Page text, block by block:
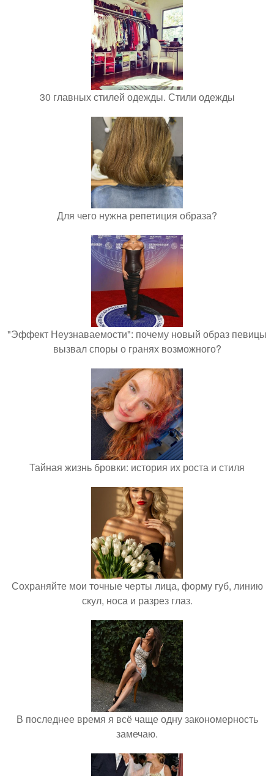
30 главных стилей одежды. Стили одежды
Для чего нужна репетиция образа?
"Эффект Неузнаваемости": почему новый образ певицы
вызвал споры о гранях возможного?
Тайная жизнь бровки: история их роста и стиля
Сохраняйте мои точные черты лица, форму губ, линию
скул, носа и разрез глаз.
В последнее время я всё чаще одну закономерность
замечаю.